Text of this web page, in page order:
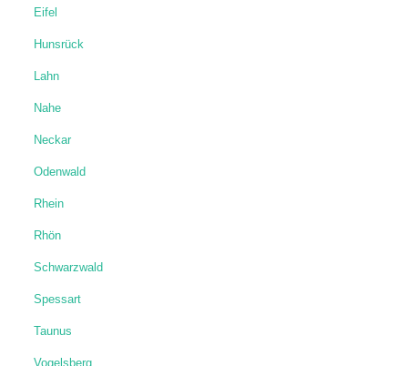
Eifel
Hunsrück
Lahn
Nahe
Neckar
Odenwald
Rhein
Rhön
Schwarzwald
Spessart
Taunus
Vogelsberg